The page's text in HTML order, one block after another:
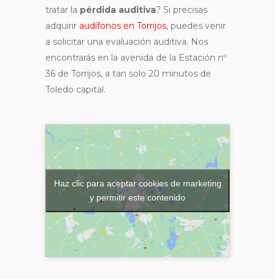
tratar la pérdida auditiva? Si precisas
adquirir audífonos en Torrijos, puedes venir
a solicitar una evaluación auditiva. Nos
encontrarás en la avenida de la Estación nº
36 de Torrijos, a tan solo 20 minutos de
Toledo capital.
Haz clic para aceptar cookies de marketing
y permitir este contenido